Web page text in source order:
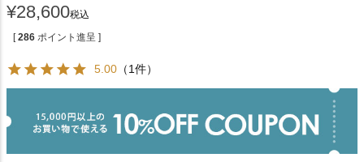
¥28,600税込
[ 286 ポイント進呈 ]
5.00 （1件）